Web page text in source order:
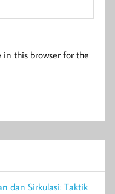
in this browser for the
dan Sirkulasi: Taktik